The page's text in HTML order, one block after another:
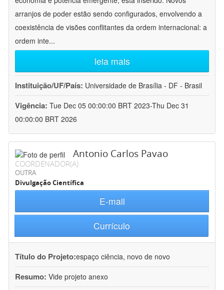
arranjos de poder estão sendo configurados, envolvendo a
coexistência de visões conflitantes da ordem internacional: a
ordem inte...
leia mais
Instituição/UF/País: Universidade de Brasília - DF - Brasil
Vigência: Tue Dec 05 00:00:00 BRT 2023-Thu Dec 31
00:00:00 BRT 2026
Antonio Carlos Pavao
COORDENADOR(A)
OUTRA
Divulgação Científica
E-mail
Currículo
Título do Projeto:espaço ciência, novo de novo
Resumo: Vide projeto anexo